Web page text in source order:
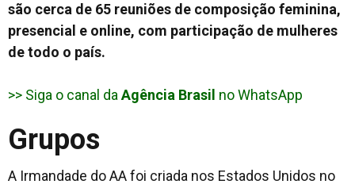
são cerca de 65 reuniões de composição feminina,
presencial e online, com participação de mulheres
de todo o país.
>> Siga o canal daAgência Brasil no WhatsApp
Grupos
A Irmandade do AA foi criada nos Estados Unidos no